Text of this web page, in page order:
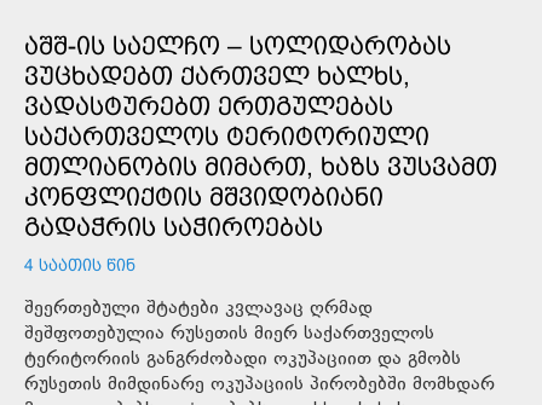
ᲐᲨᲨ-ᲘᲡ ᲡᲐᲔᲚᲩᲝ – ᲡᲝᲚᲘᲓᲐᲠᲝᲑᲐᲡ
ᲕᲣᲪᲮᲐᲓᲔᲑᲗ ᲥᲐᲠᲗᲕᲔᲚ ᲮᲐᲚᲮᲡ,
ᲕᲐᲓᲐᲡᲢᲣᲠᲔᲑᲗ ᲔᲠᲗᲒᲣᲚᲔᲑᲐᲡ
ᲡᲐᲥᲐᲠᲗᲕᲔᲚᲝᲡ ᲢᲔᲠᲘᲢᲝᲠᲘᲣᲚᲘ
ᲛᲗᲚᲘᲐᲜᲝᲑᲘᲡ ᲛᲘᲛᲐᲠᲗ, ᲮᲐᲖᲡ ᲕᲣᲡᲕᲐᲛᲗ
ᲙᲝᲜᲤᲚᲘᲥᲢᲘᲡ ᲛᲨᲕᲘᲓᲝᲑᲘᲐᲜᲘ
ᲒᲐᲓᲐᲭᲠᲘᲡ ᲡᲐᲭᲘᲠᲝᲔᲑᲐᲡ
4 ᲡᲐᲐᲗᲘᲡ ᲬᲘᲜ
შეერთებული შტატები კვლავაც ღრმად
შეშფოთებულია რუსეთის მიერ საქართველოს
ტერიტორიის განგრძობადი ოკუპაციით და გმობს
რუსეთის მიმდინარე ოკუპაციის პირობებში მომხდარ